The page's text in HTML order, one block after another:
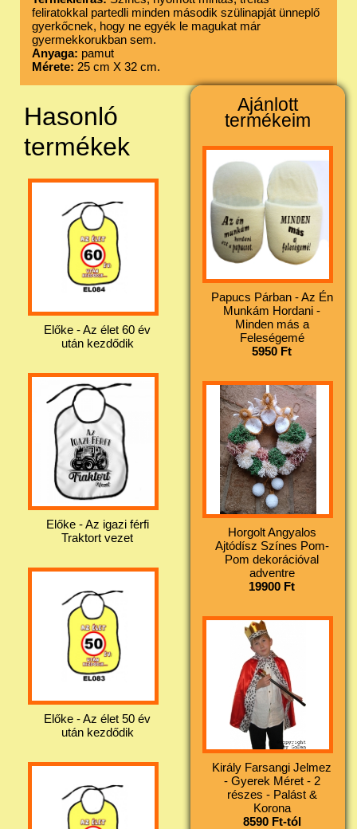
feliratokkal partedli minden második szülinapját ünneplő
gyerkőcnek, hogy ne egyék le magukat már
gyermekkorukban sem.
Anyaga: pamut
Mérete: 25 cm X 32 cm.
Hasonló
termékek
Előke - Az élet 60 év
után kezdődik
Előke - Az igazi férfi
Traktort vezet
Előke - Az élet 50 év
után kezdődik
Ajánlott
termékeim
Papucs Párban - Az Én
Munkám Hordani -
Minden más a
Feleségemé
5950 Ft
Horgolt Angyalos
Ajtódísz Színes Pom-
Pom dekorációval
adventre
19900 Ft
Király Farsangi Jelmez
- Gyerek Méret - 2
részes - Palást &
Korona
8590 Ft-tól